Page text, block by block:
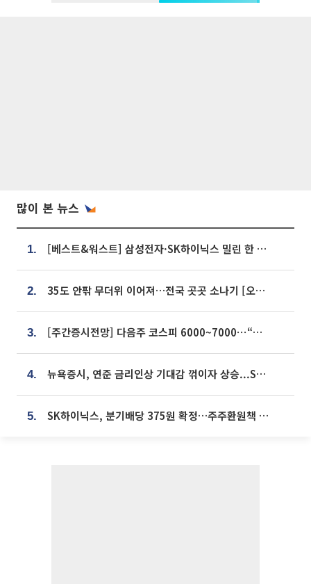
많이 본 뉴스
1. [베스트&워스트] 삼성전자·SK하이닉스 밀린 한 주…상상인증권은 85% 급등
2. 35도 안팎 무더위 이어져…전국 곳곳 소나기 [오늘 날씨]
3. [주간증시전망] 다음주 코스피 6000~7000⋯“外人 수급은 정책이 변수”
4. 뉴욕증시, 연준 금리인상 기대감 꺾이자 상승...S&P500 사상 최고치 [종합]
5. SK하이닉스, 분기배당 375원 확정…주주환원책 9월로 앞당겨 발표